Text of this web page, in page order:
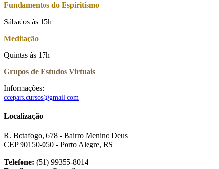
Fundamentos do Espiritismo
Sábados às 15h
Meditação
Quintas às 17h
Grupos de Estudos Virtuais
Informações:
ccepars.cursos@gmail.com
Localização
R. Botafogo, 678 - Bairro Menino Deus
CEP 90150-050 - Porto Alegre, RS
Telefone: (51) 99355-8014